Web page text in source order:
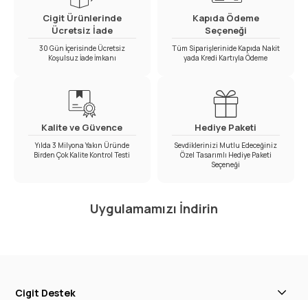
Cigit Ürünlerinde
Ücretsiz İade
30 Gün İçerisinde Ücretsiz
Koşulsuz İade İmkanı
Kapıda Ödeme
Seçeneği
Tüm Siparişlerinide Kapıda Nakit
yada Kredi Kartıyla Ödeme
Kalite ve Güvence
Yılda 3 Milyona Yakın Üründe
Birden Çok Kalite Kontrol Testi
Hediye Paketi
Sevdiklerinizi Mutlu Edeceğiniz
Özel Tasarımlı Hediye Paketi
Seçeneği
Uygulamamızı İndirin
Cigit Destek